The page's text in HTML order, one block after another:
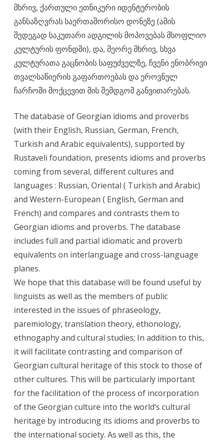
მხრივ, ქართული ეთნიკური იდენტურობის
განსაზღვრას საერთაშორისო დონეზე (ამის
შედეგად საკუთარი ადგილის მოპოვებას მსოფლიო
კულტურის ფონდში), და, მეორე მხრივ, სხვა
კულტურათა გაცნობის საფუძველზე, ჩვენი ენობრივი
თვალსაწიერის გაფართოებას და ეროვნულ
ჩარჩოში მოქცევით მის შემდგომ განვითარებას.
The database of Georgian idioms and proverbs
(with their English, Russian, German, French,
Turkish and Arabic equivalents), supported by
Rustaveli foundation, presents idioms and proverbs
coming from several, different cultures and
languages : Russian, Oriental ( Turkish and Arabic)
and Western-European ( English, German and
French) and compares and contrasts them to
Georgian idioms and proverbs. The database
includes full and partial idiomatic and proverb
equivalents on interlanguage and cross-language
planes.
We hope that this database will be found useful by
linguists as well as the members of public
interested in the issues of phraseology,
paremiology, translation theory, ethonology,
ethnogaphy and cultural studies; In addition to this,
it will facilitate contrasting and comparison of
Georgian cultural heritage of this stock to those of
other cultures. This will be particularly important
for the facilitation of the process of incorporation
of the Georgian culture into the world’s cultural
heritage by introducing its idioms and proverbs to
the international society. As well as this, the